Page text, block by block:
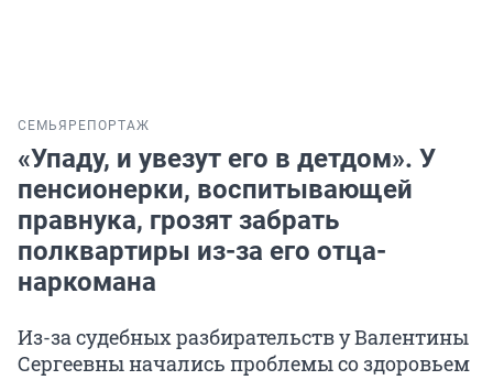
СЕМЬЯ РЕПОРТАЖ
«Упаду, и увезут его в детдом». У
пенсионерки, воспитывающей
правнука, грозят забрать
полквартиры из-за его отца-
наркомана
Из-за судебных разбирательств у Валентины
Сергеевны начались проблемы со здоровьем